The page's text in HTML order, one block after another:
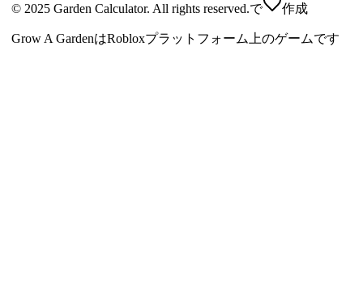
© 2025 Garden Calculator. All rights reserved.で 作成
Grow A GardenはRobloxプラットフォーム上のゲームです